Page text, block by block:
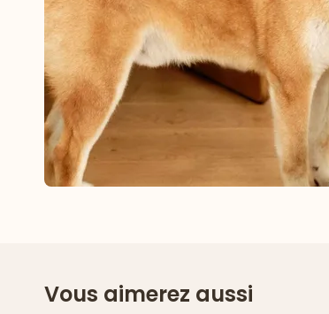
Vous aimerez aussi